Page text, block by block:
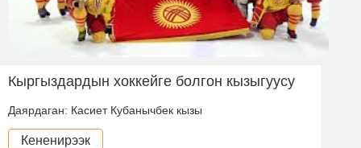
Кыргыздардын хоккейге болгон кызыгуусу
Даярдаган: Касиет Кубанычбек кызы
Кененирээк